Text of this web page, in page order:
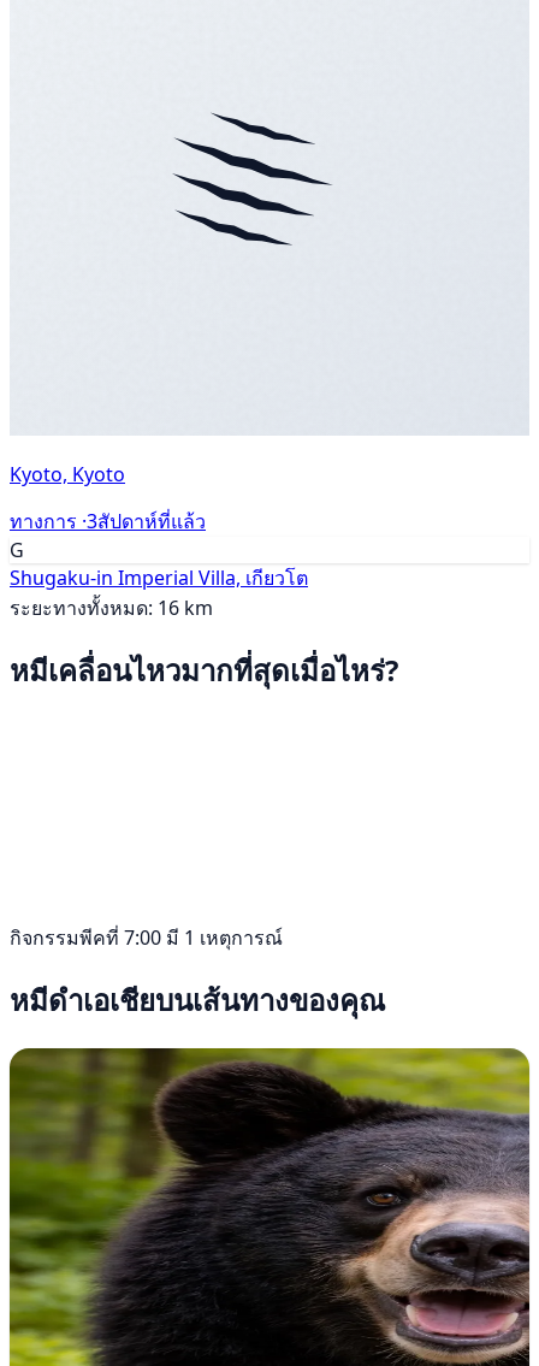
Kyoto, Kyoto
ทางการ ·3สัปดาห์ที่แล้ว
G
Shugaku-in Imperial Villa, เกียวโต
ระยะทางทั้งหมด: 16 km
หมีเคลื่อนไหวมากที่สุดเมื่อไหร่?
กิจกรรมพีคที่ 7:00 มี 1 เหตุการณ์
หมีดำเอเชียบนเส้นทางของคุณ